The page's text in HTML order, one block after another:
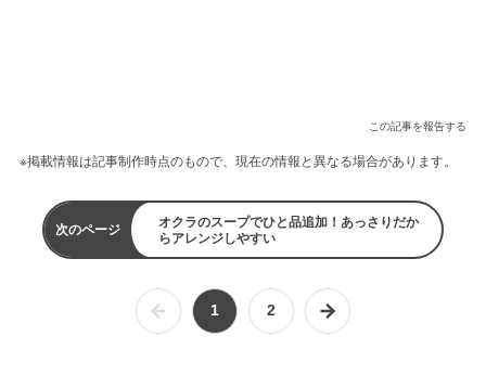
この記事を報告する
※掲載情報は記事制作時点のもので、現在の情報と異なる場合があります。
次のページ
オクラのスープでひと品追加！あっさりだか
らアレンジしやすい
1 2